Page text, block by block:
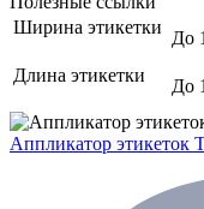
Ширина этикетки
До
Длина этикетки
До
Аппликатор этикеток